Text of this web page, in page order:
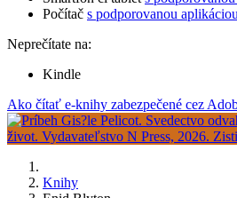
Počítač s podporovanou aplikáciou
Neprečítate na:
Kindle
Ako čítať e-knihy zabezpečené cez
Knihy